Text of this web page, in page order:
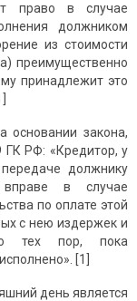
право в случае
должником
из стоимости
преимущественно
принадлежит это
основании закона,
ГК РФ: «Кредитор, у
должнику
в случае
по оплате этой
с нею издержек и
тех пор, пока
[1]
день является